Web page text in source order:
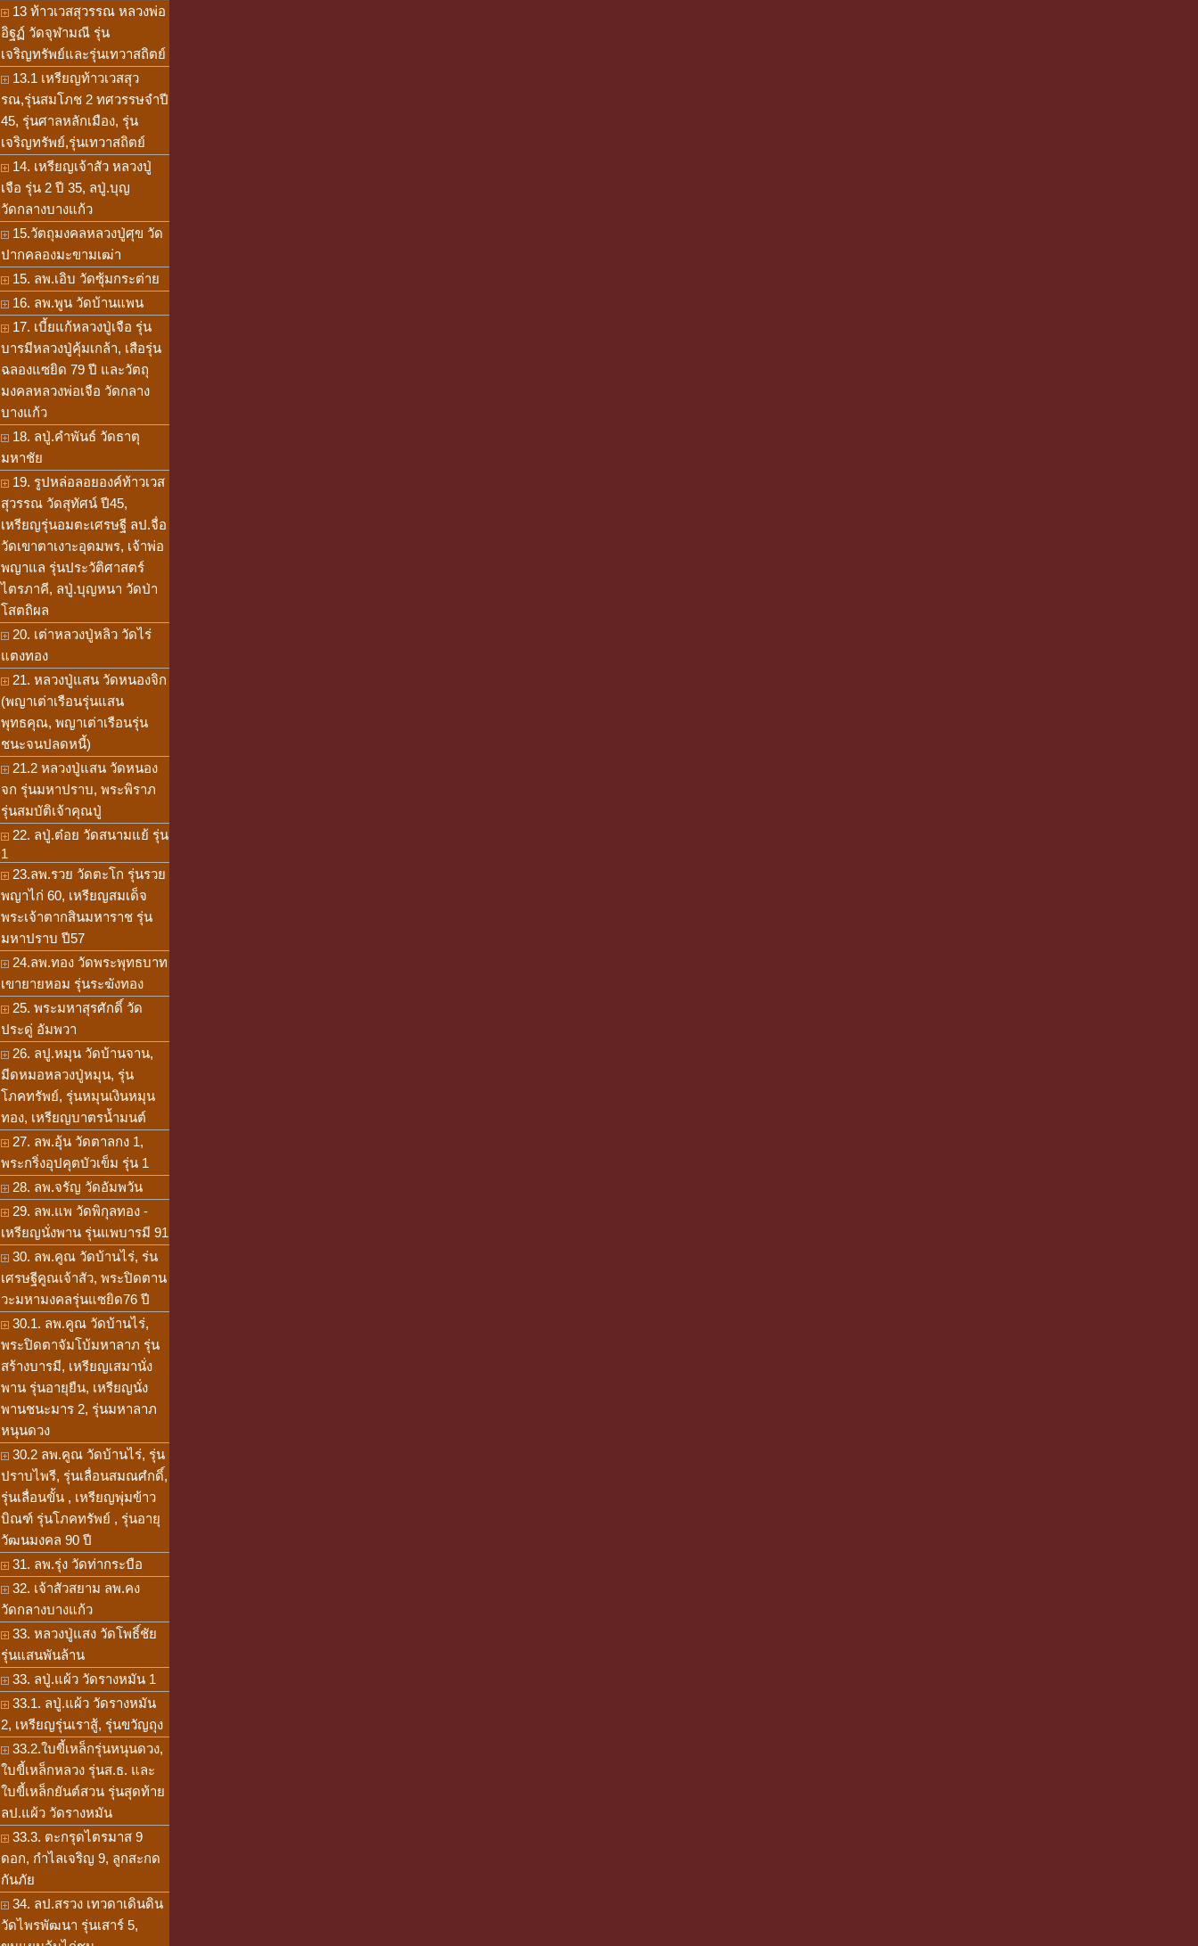
13 ท้าวเวสสุวรรณ หลวงพ่อ
อิฐฏ์ วัดจุฬามณี รุ่น
เจริญทรัพย์และรุ่นเทวาสถิตย์
13.1 เหรียญท้าวเวสสุว
รณ,รุ่นสมโภช 2 ทศวรรษจำปี
45, รุ่นศาลหลักเมือง, รุ่น
เจริญทรัพย์,รุ่นเทวาสถิตย์
14. เหรียญเจ้าสัว หลวงปู่
เจือ รุ่น 2 ปี 35, ลปู่.บุญ
วัดกลางบางแก้ว
15.วัตถุมงคลหลวงปู่ศุข วัด
ปากคลองมะขามเฒ่า
15. ลพ.เอิบ วัดซุ้มกระต่าย
16. ลพ.พูน วัดบ้านแพน
17. เบี้ยแก้หลวงปู่เจือ รุ่น
บารมีหลวงปู่คุ้มเกล้า, เสือรุ่น
ฉลองแซยิด 79 ปี และวัตถุ
มงคลหลวงพ่อเจือ วัดกลาง
บางแก้ว
18. ลปู่.คำพันธ์ วัดธาตุ
มหาชัย
19. รูปหล่อลอยองค์ท้าวเวส
สุวรรณ วัดสุทัศน์ ปี45,
เหรียญรุ่นอมตะเศรษฐี ลป.จื่อ
วัดเขาตาเงาะอุดมพร, เจ้าพ่อ
พญาแล รุ่นประวัติศาสตร์
ไตรภาคี, ลปู่.บุญหนา วัดป่า
โสตถิผล
20. เต่าหลวงปู่หลิว วัดไร่
แตงทอง
21. หลวงปู่แสน วัดหนองจิก
(พญาเต่าเรือนรุ่นแสน
พุทธคุณ, พญาเต่าเรือนรุ่น
ชนะจนปลดหนี้)
21.2 หลวงปู่แสน วัดหนอง
จก รุ่นมหาปราบ, พระพิราภ
รุ่นสมบัติเจ้าคุณปู่
22. ลปู่.ต๋อย วัดสนามแย้ รุ่น
1
23.ลพ.รวย วัดตะโก รุ่นรวย
พญาไก่ 60, เหรียญสมเด็จ
พระเจ้าตากสินมหาราช รุ่น
มหาปราบ ปี57
24.ลพ.ทอง วัดพระพุทธบาท
เขายายหอม รุ่นระฆังทอง
25. พระมหาสุรศักดิ์ วัด
ประดู่ อัมพวา
26. ลปู.หมุน วัดบ้านจาน,
มีดหมอหลวงปู่หมุน, รุ่น
โภคทรัพย์, รุ่นหมุนเงินหมุน
ทอง, เหรียญบาตรน้ำมนต์
27. ลพ.อุ้น วัดตาลกง 1,
พระกริ่งอุปคุตบัวเข็ม รุ่น 1
28. ลพ.จรัญ วัดอัมพวัน
29. ลพ.แพ วัดพิกุลทอง -
เหรียญนั่งพาน รุ่นแพบารมี 91
30. ลพ.คูณ วัดบ้านไร่, ร่น
เศรษฐีคูณเจ้าสัว, พระปิดตาน
วะมหามงคลรุ่นแซยิด76 ปี
30.1. ลพ.คูณ วัดบ้านไร่,
พระปิดตาจัมโบ้มหาลาภ รุ่น
สร้างบารมี, เหรียญเสมานั่ง
พาน รุ่นอายุยืน, เหรียญนั่ง
พานชนะมาร 2, รุ่นมหาลาภ
หนุนดวง
30.2 ลพ.คูณ วัดบ้านไร่, รุ่น
ปราบไพรี, รุ่นเลื่อนสมณศํกดิ์,
รุ่นเลื่อนขั้น , เหรียญพุ่มข้าว
บิณฑ์ รุ่นโภคทรัพย์ , รุ่นอายุ
วัฒนมงคล 90 ปี
31. ลพ.รุ่ง วัดท่ากระบือ
32. เจ้าสัวสยาม ลพ.คง
วัดกลางบางแก้ว
33. หลวงปู่แสง วัดโพธิ์ชัย
รุ่นแสนพันล้าน
33. ลปู่.แผ้ว วัดรางหมัน 1
33.1. ลปู่.แผ้ว วัดรางหมัน
2, เหรียญรุ่นเราสู้, รุ่นขวัญถุง
33.2.ใบขี้เหล็กรุ่นหนุนดวง,
ใบขี้เหล็กหลวง รุ่นส.ธ. และ
ใบขี้เหล็กยันต์สวน รุ่นสุดท้าย
ลป.แผ้ว วัดรางหมัน
33.3. ตะกรุดไตรมาส 9
ดอก, กำไลเจริญ 9, ลูกสะกด
กันภัย
34. ลป.สรวง เทวดาเดินดิน
วัดไพรพัฒนา รุ่นเสาร์ 5,